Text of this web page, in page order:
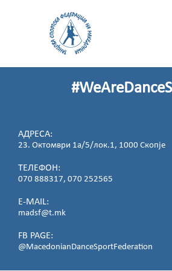
АДРЕСА:
23. Октомври 1а/5/лок.1, 1000 Скопје
ТЕЛЕФОН:
070 888317, 070 252565
E-MAIL:
madsf@t.mk
FB PAGE:
@MacedonianDanceSportFederation